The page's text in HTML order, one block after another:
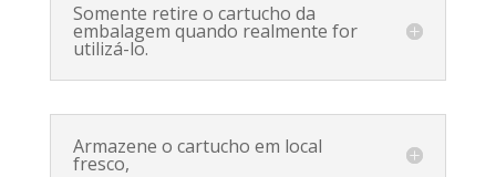
Somente retire o cartucho da
embalagem quando realmente for
utilizá-lo.
Armazene o cartucho em local
fresco,